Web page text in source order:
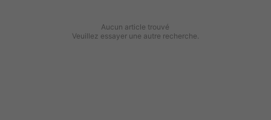
Aucun article trouvé
Veuillez essayer une autre recherche.